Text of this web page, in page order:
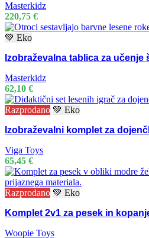
Masterkidz
220,75 €
💚 Eko
Izobraževalna tablica za učenje
Masterkidz
62,10 €
Razprodano 💚 Eko
Izobraževalni komplet za
Viga Toys
65,45 €
Razprodano 💚 Eko
Komplet 2v1 za pesek in
Woopie Toys